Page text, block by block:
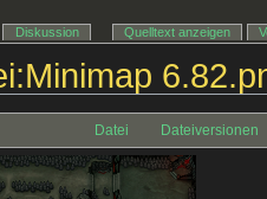
Datei Dateiversionen
Diskussion Quelltext anzeigen